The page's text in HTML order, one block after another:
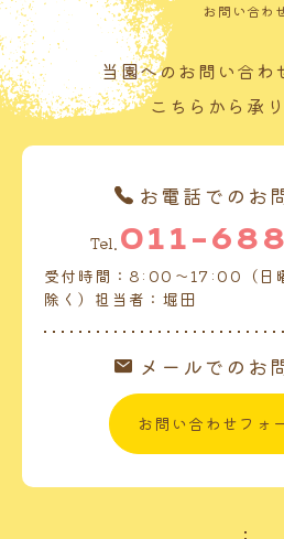
お問い合わ
当園へのお問い合わ
こちらから承り
お電話でのお
Tel. 011-
受付時間：8:00～17:00（日
除く）担当者：堀田
メールでのお
お問い合わせフォ